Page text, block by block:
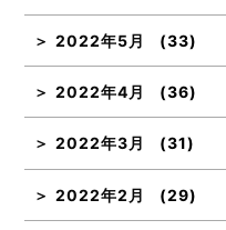
2022年5月 (33)
2022年4月 (36)
2022年3月 (31)
2022年2月 (29)